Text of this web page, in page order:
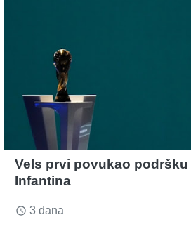
Vels prvi povukao podršku
Infantina
access_time 3 dana